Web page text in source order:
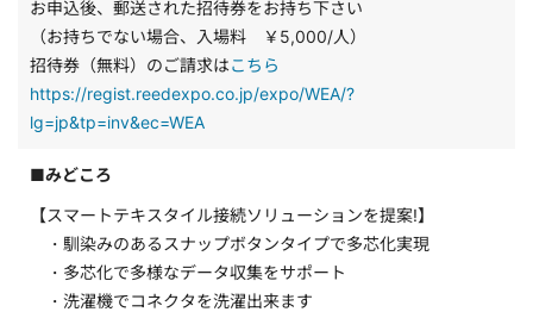
お申込後、郵送された招待券をお持ち下さい
（お持ちでない場合、入場料 ￥5,000/人）
招待券（無料）のご請求はこちら
https://regist.reedexpo.co.jp/expo/WEA/?
lg=jp&tp=inv&ec=WEA
■みどころ
【スマートテキスタイル接続ソリューションを提案!】
・馴染みのあるスナップボタンタイプで多芯化実現
・多芯化で多様なデータ収集をサポート
・洗濯機でコネクタを洗濯出来ます